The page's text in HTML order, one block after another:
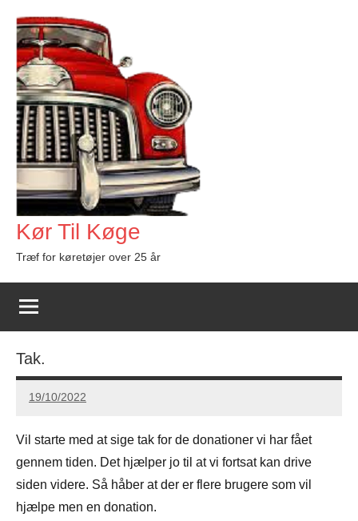
indhold
Kør Til Køge
Træf for køretøjer over 25 år
Tak.
19/10/2022
Carsten
Vil starte med at sige tak for de donationer vi har fået
gennem tiden. Det hjælper jo til at vi fortsat kan drive
siden videre. Så håber at der er flere brugere som vil
hjælpe men en donation.